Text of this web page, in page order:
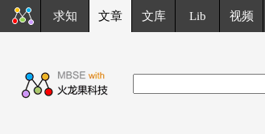
求知 文章 文库 Lib 视频